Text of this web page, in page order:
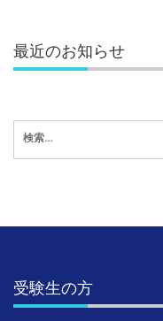
最近のお知らせ
索:
受験生の方